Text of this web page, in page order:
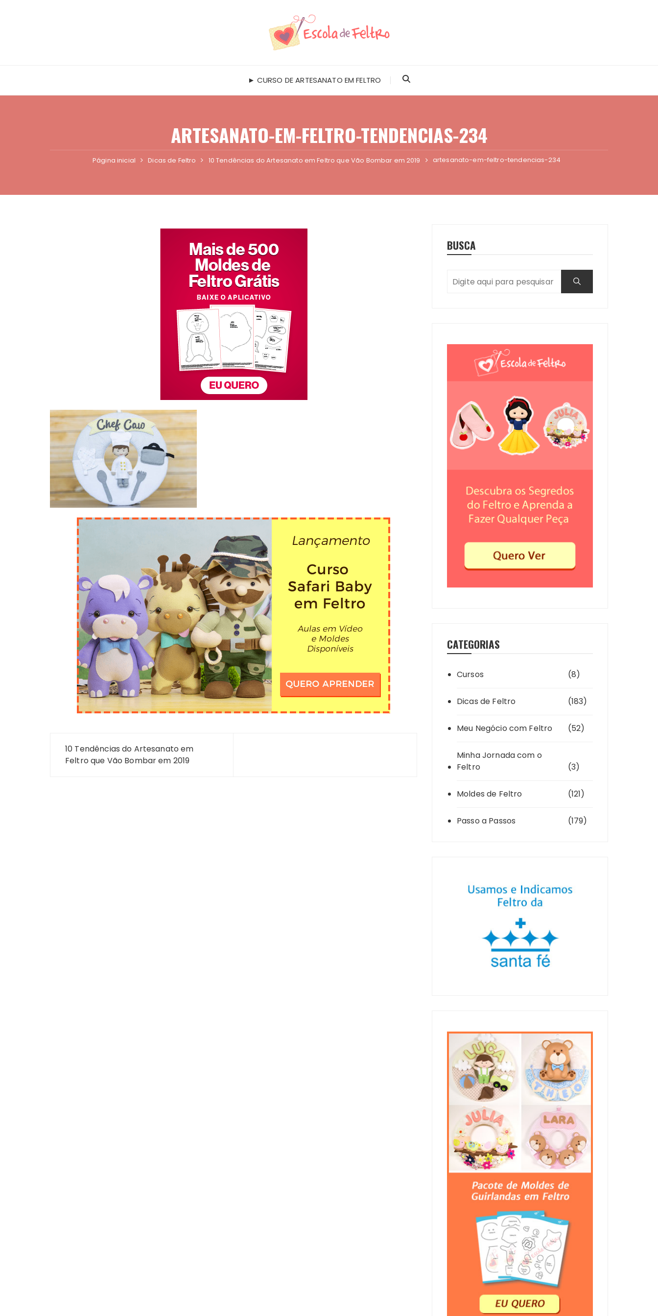
► CURSO DE ARTESANATO EM FELTRO
ARTESANATO-EM-FELTRO-TENDENCIAS-234
Página inicial Dicas de Feltro 10 Tendências do Artesanato em Feltro que Vão Bombar em 2019 artesanato-em-feltro-tendencias-234
Navegação
de10 Tendências do Artesanato em
Feltro que Vão Bombar em 2019
BUSCA
CATEGORIAS
Cursos (8)
Dicas de Feltro (183)
Meu Negócio com Feltro (52)
Minha Jornada com o
Feltro
(3)
Moldes de Feltro (121)
Passo a Passos (179)